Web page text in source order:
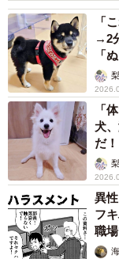
「
→2
「
「
犬
だ
異
フ
職